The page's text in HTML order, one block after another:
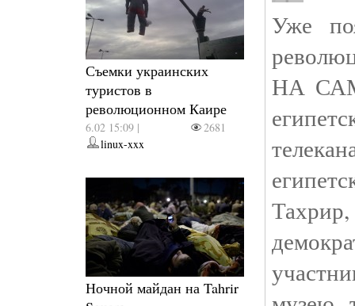
Съемки украинских
туристов в
революционном Каире
6.02 15:09 |
2681
linux-xxx
Ночной майдан на Tahrir
Уже
НА